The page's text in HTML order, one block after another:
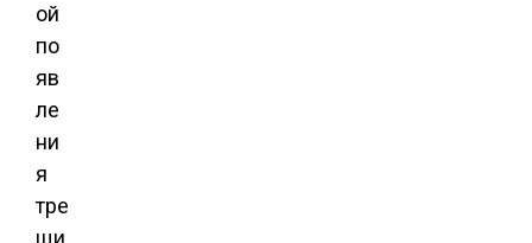
ой
по
яв
ле
ни
я
тре
щи